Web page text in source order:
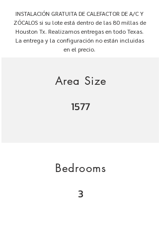
INSTALACIÓN GRATUITA DE CALEFACTOR DE A/C Y
ZÓCALOS si su lote está dentro de las 80 millas de
Houston Tx. Realizamos entregas en todo Texas.
La entrega y la configuración no están incluidas
en el precio.
Area Size
1577
Bedrooms
3